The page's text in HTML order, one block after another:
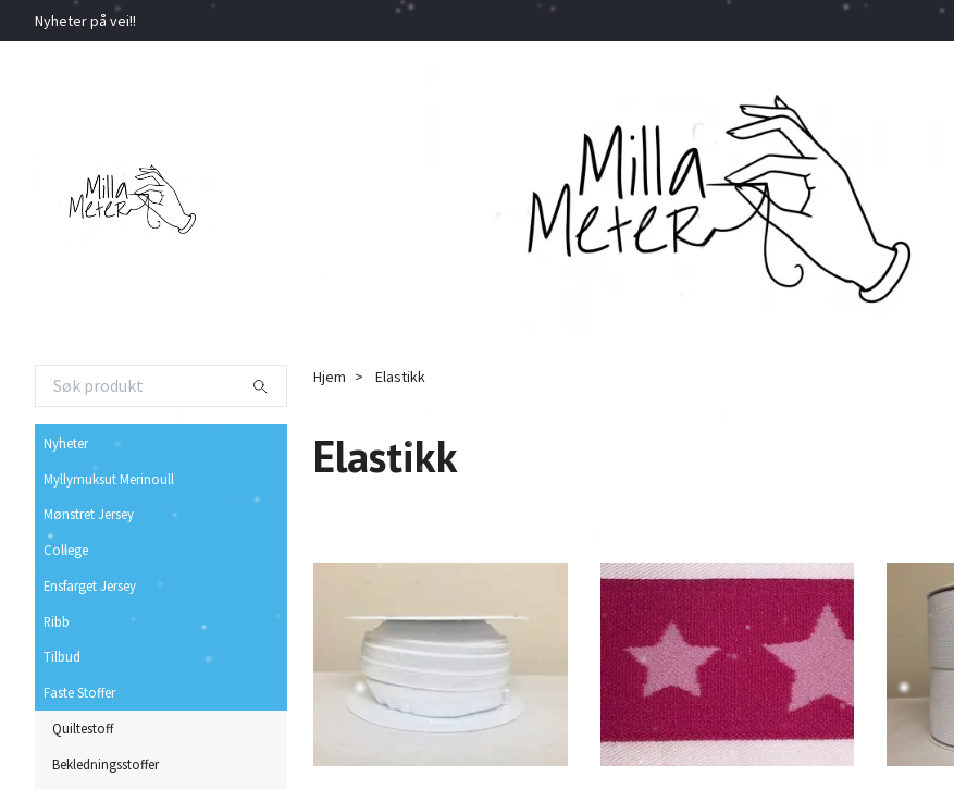
Nyheter på vei!!
Nyheter
Myllymuksut Merinoull
Mønstret Jersey
College
Ensfarget Jersey
Ribb
Tilbud
Faste Stoffer
Quiltestoff
Bekledningsstoffer
Hjem Elastikk
Elastikk